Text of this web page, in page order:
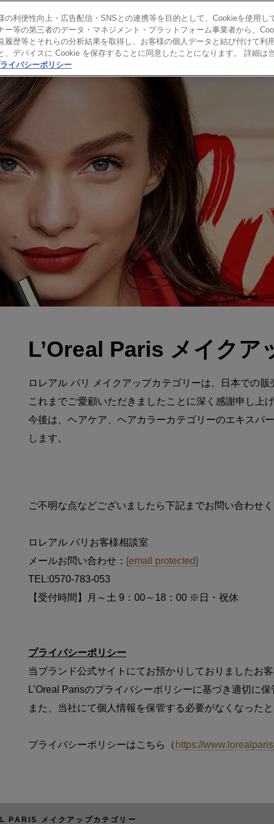
ヘアケア スキンケア
L’Oreal Paris メイクア
ロレアル パリ メイクアップカテゴリーは、日本での
これまでご愛顧いただきましたことに深く感謝申し上げ
今後は、ヘアケア、ヘアカラーカテゴリーのエキスパ
します。
ご不明な点などございましたら下記までお問い合わせく
ロレアル パリお客様相談室
メールお問い合わせ： [email protected]
TEL:0570-783-053
【受付時間】月～土 9：00～18：00 ※日・祝休
プライバシーポリシー
当ブランド公式サイトにてお預かりしておりましたお
L’Oreal Parisのプライバシーポリシーに基づき適切に保
また、当社にて個人情報を保管する必要がなくなった
プライバシーポリシーはこちら（ https://
PARIS メイクアップカテゴリー
の利便性向上・広告配信・SNSとの連携等を目的として、Cookieを使用し
ー等の第三者のデータ・マネジメント・プラットフォーム事業者から、
履歴等とそれらの分析結果を取得し、お客様の個人データと結び付けて利
、デバイスに Cookie を保存することに同意したことになります。 詳細は
イバシーポリシー